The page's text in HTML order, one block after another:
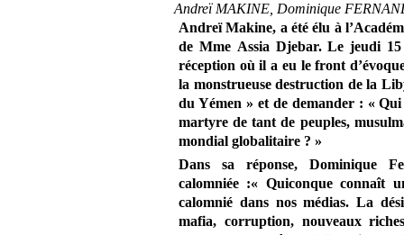
Andreï MAKINE, Dominique
Andreï Makine, a été élu à
de Mme Assia Djebar. Le jeudi
réception où il a eu le front
la monstrueuse destruction de la
du Yémen » et de demander : «
martyre de tant de peuples,
mondial globalitaire ? »
Dans sa réponse, Dominique
calomniée :« Quiconque connaît
calomnié dans nos médias. La
mafia, corruption, nouveaux